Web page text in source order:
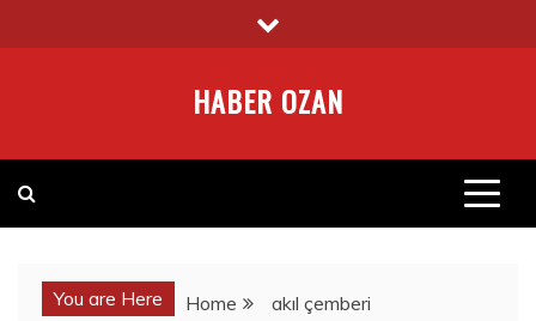
to
HABER OZAN
You are Here Home akıl çemberi